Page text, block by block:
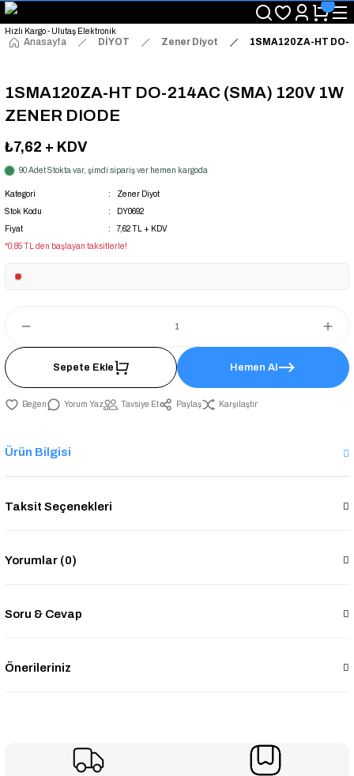
"Saat 14:00'a Kadar Verilen Siparişlerde Aynı Gün Kargo Avantajı!
"Binlerce Ürün Çeşitliliği ile Stoktan Hemen Teslim."
"Toptan Fiyatına Perakende Satış Avantajını Kaçırmayın!"
Anasayfa DİYOT Zener Diyot 1SMA120ZA-HT DO-
1SMA120ZA-HT DO-214AC (SMA) 120V 1W
ZENER DIODE
₺7,62 + KDV
90 Adet Stokta var, şimdi sipariş ver hemen kargoda
Kategori
Zener Diyot
Stok Kodu
DY0692
Fiyat
7,62 TL + KDV
*0,85 TL den başlayan taksitlerle!
Sepete Ekle Hemen Al
Yorum Yaz Tavsiye Et Paylaş Karşılaştır
Ürün Bilgisi
Taksit Seçenekleri
Yorumlar (0)
Soru & Cevap
Önerileriniz